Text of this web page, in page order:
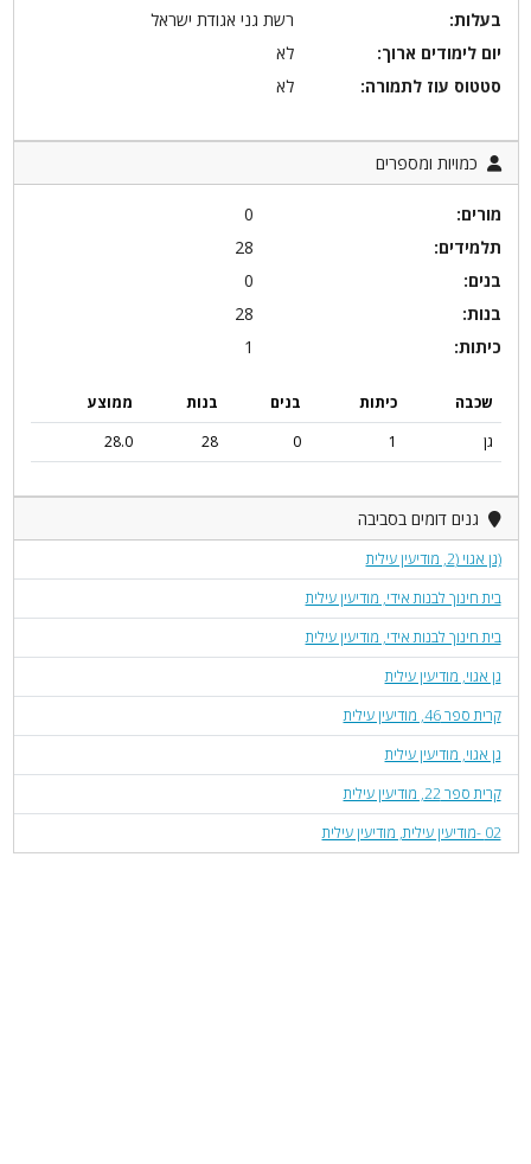
בעלות:
רשת גני אגודת ישראל
יום לימודים ארוך:
לא
סטטוס עוז לתמורה:
לא
כמויות ומספרים
מורים:
0
תלמידים:
28
בנים:
0
בנות:
28
כיתות:
1
שכבה כיתות בנים בנות
ממוצע
גן
1
0
28
28.0
גנים דומים בסביבה
(גן אגוי (2, מודיעין עילית
בית חינוך לבנות אידי, מודיעין עילית
בית חינוך לבנות אידי, מודיעין עילית
גן אגוי, מודיעין עילית
קרית ספר 46, מודיעין עילית
גן אגוי, מודיעין עילית
קרית ספר 22, מודיעין עילית
02 -מודיעין עילית, מודיעין עילית